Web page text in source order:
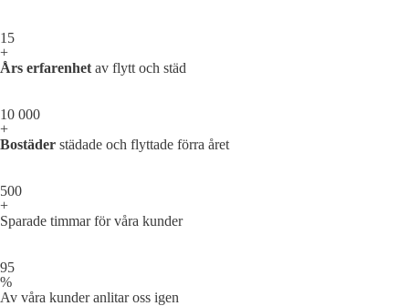
15
+
Års erfarenhet av flytt och städ
10 000
+
Bostäder städade och flyttade förra året
500
+
Sparade timmar för våra kunder
95
%
Av våra kunder anlitar oss igen